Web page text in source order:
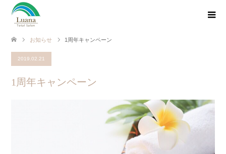
お知らせ 1周年キャンペーン
2019.02.21
1周年キャンペーン